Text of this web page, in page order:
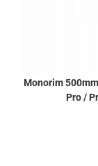
Monorim
Pro /